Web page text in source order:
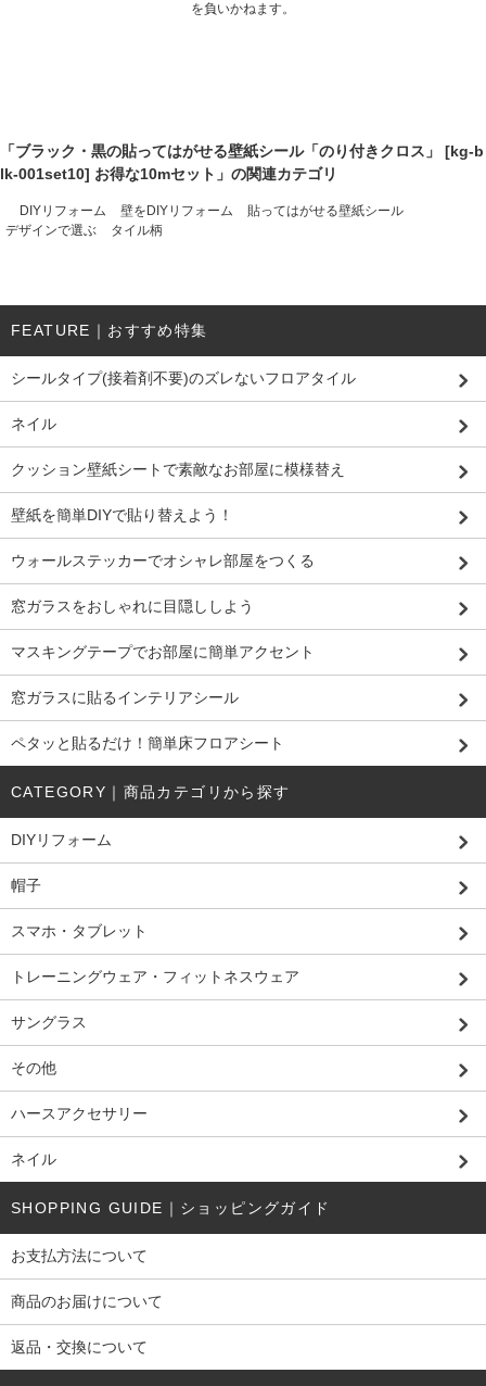
を負いかねます。
「ブラック・黒の貼ってはがせる壁紙シール「のり付きクロス」 [kg-b
lk-001set10] お得な10mセット」の関連カテゴリ
DIYリフォーム 壁をDIYリフォーム
貼ってはがせる壁紙シール
デザインで選ぶ
タイル柄
FEATURE｜おすすめ特集
シールタイプ(接着剤不要)のズレないフロアタイル
ネイル
クッション壁紙シートで素敵なお部屋に模様替え
壁紙を簡単DIYで貼り替えよう！
ウォールステッカーでオシャレ部屋をつくる
窓ガラスをおしゃれに目隠ししよう
マスキングテープでお部屋に簡単アクセント
窓ガラスに貼るインテリアシール
ペタッと貼るだけ！簡単床フロアシート
CATEGORY｜商品カテゴリから探す
DIYリフォーム
帽子
スマホ・タブレット
トレーニングウェア・フィットネスウェア
サングラス
その他
ハースアクセサリー
ネイル
SHOPPING GUIDE｜ショッピングガイド
お支払方法について
商品のお届けについて
返品・交換について